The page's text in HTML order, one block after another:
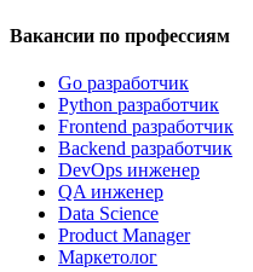
Вакансии по профессиям
Go разработчик
Python разработчик
Frontend разработчик
Backend разработчик
DevOps инженер
QA инженер
Data Science
Product Manager
Маркетолог